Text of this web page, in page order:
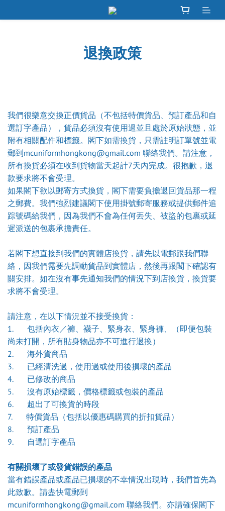
退換政策
我們很樂意交換正價貨品（不包括特價貨品、預訂產品和自
選訂字產品），貨品必須沒有使用過並且處於原始狀態，並
附有相關配件和標籤。閣下如需換貨，只需註明訂單號並電
郵到mcuniformhongkong@gmail.com 聯絡我們。請注意，
所有換貨必須在收到貨物當天起計7天內完成。很抱歉，退
款要求將不會受理。
如果閣下欲以郵寄方式換貨，閣下需要負擔退回貨品那一程
之郵費。我們強烈建議閣下使用掛號郵寄服務或提供郵件追
踪號碼給我們，因為我們不會為任何丟失、被盜的包裹或延
遲派送的包裹承擔責任。
若閣下想直接到我們的實體店換貨，請先以電郵跟我們聯
絡，因我們需要先調動貨品到實體店，然後再跟閣下確認有
關安排。如在沒有事先通知我們的情況下到店換貨，換貨要
求將不會受理。
請注意，在以下情況並不接受換貨：
1. 包括內衣／褲、襪子、緊身衣、緊身褲、（即便包裝
尚未打開，所有貼身物品亦不可進行退換）
2. 海外貨商品
3. 已經清洗過，使用過或使用後損壞的產品
4. 已修改的商品
5. 沒有原始標籤，價格標籤或包裝的產品
6. 超出了可換貨的時段
7. 特價貨品（包括以優惠碼購買的折扣貨品）
8. 預訂產品
9. 自選訂字產品
有關損壞了或發貨錯誤的產品
當有錯誤產品或產品已損壞的不幸情況出現時，我們首先為
此致歉。請盡快電郵到
mcuniformhongkong@gmail.com 聯絡我們。亦請確保閣下